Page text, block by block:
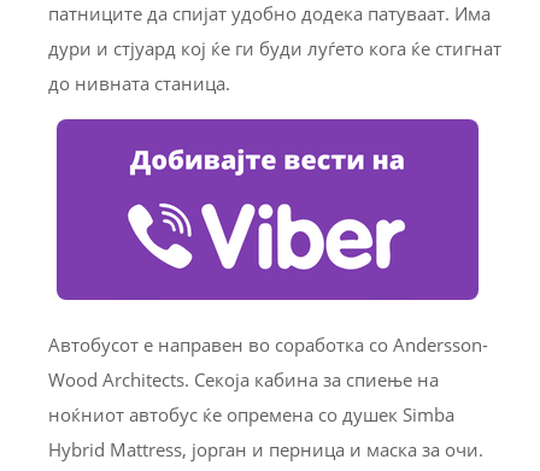
патниците да спијат удобно додека патуваат. Има
дури и стјуард кој ќе ги буди луѓето кога ќе стигнат
до нивната станица.
Автобусот е направен во соработка со Andersson-
Wood Architects. Секоја кабина за спиење на
ноќниот автобус ќе опремена со душек Simba
Hybrid Mattress, јорган и перница и маска за очи.